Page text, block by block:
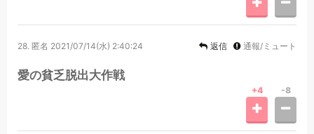
28. 匿名 2021/07/14(水) 2:40:24 返信 通報/ミュート
愛の貧乏脱出大作戦
+4 -8